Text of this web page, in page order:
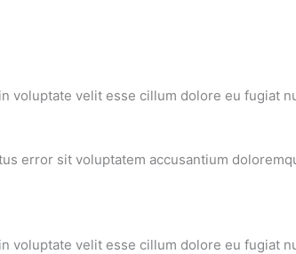
voluptate velit esse cillum dolore eu fugiat
error sit voluptatem accusantium
voluptate velit esse cillum dolore eu fugiat